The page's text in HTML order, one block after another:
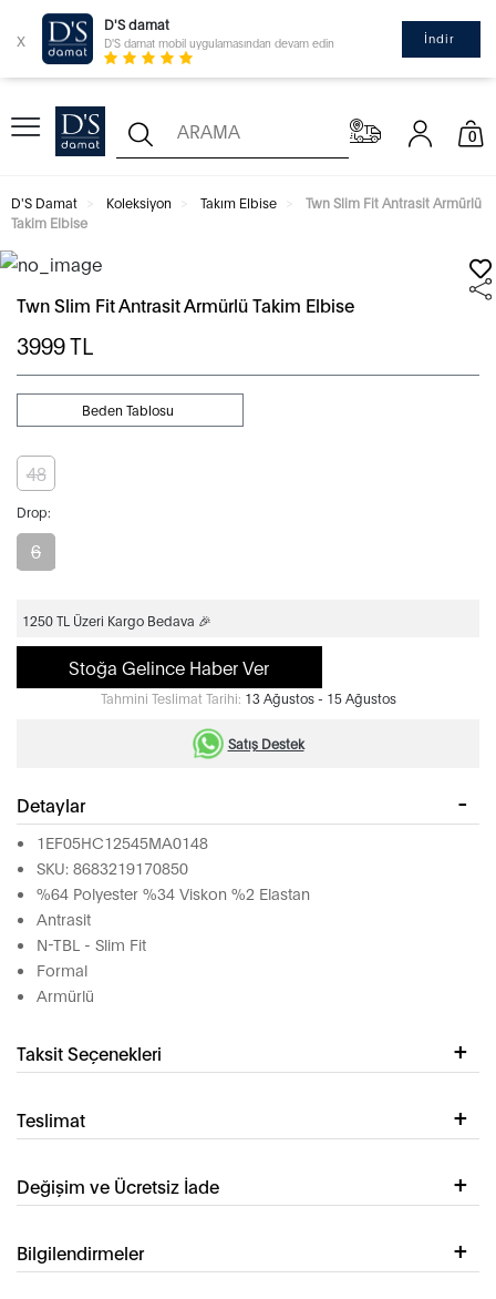
x
D'S damat
D'S damat mobil uygulamasından devam edin İndir
0
D'S Damat Koleksiyon Takım Elbise
Twn Slim Fit Antrasit Armürlü
Takim Elbise
Twn Slim Fit Antrasit Armürlü Takim Elbise
3999TL
Beden Tablosu
48
Drop:
6
1250 TL Üzeri Kargo Bedava 🎉
Stoğa Gelince Haber Ver
Tahmini Teslimat Tarihi: 13 Ağustos - 15 Ağustos
Satış Destek
Detaylar
1EF05HC12545MA0148
SKU: 8683219170850
%64 Polyester %34 Viskon %2 Elastan
Antrasit
N-TBL - Slim Fit
Formal
Armürlü
Taksit Seçenekleri
Teslimat
Değişim ve Ücretsiz İade
Bilgilendirmeler